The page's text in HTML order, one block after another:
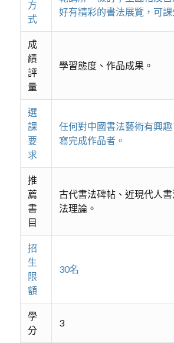
方
式
好有精彩的書法展覽，可課
成
績
評
量
學習態度、作品成果。
選
課
要
求
任何對中國書法藝術有興
寫完成作品者。
推
薦
書
目
古代書法碑帖、近現代人
法理論。
招
生
限
額
30名
學
分
3